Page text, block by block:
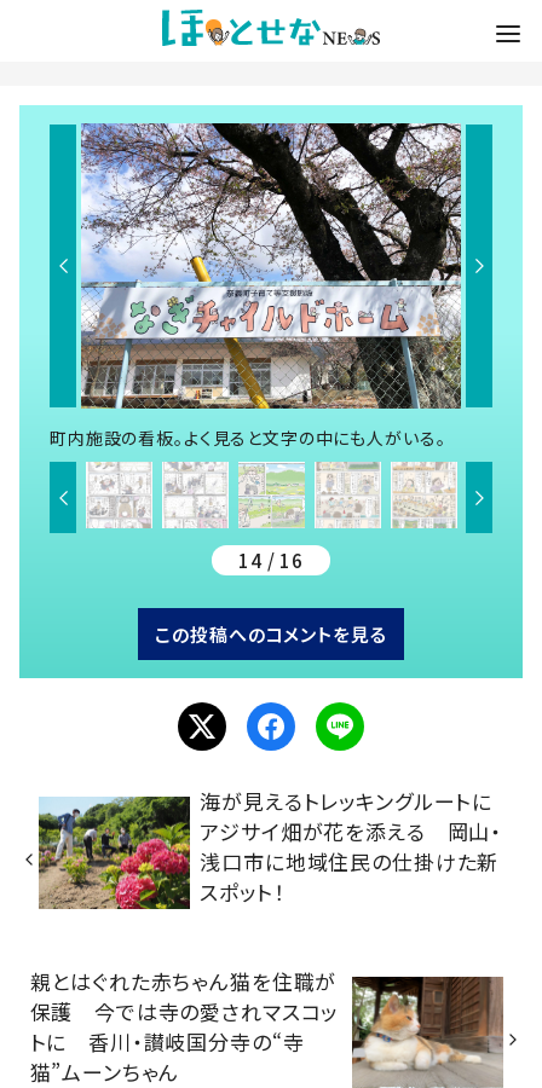
町内施設の看板。よく見ると文字の中にも人がいる。
14 / 16
この投稿へのコメントを見る
海が見えるトレッキングルートに
アジサイ畑が花を添える 岡山・
浅口市に地域住民の仕掛けた新
スポット！
親とはぐれた赤ちゃん猫を住職が
保護 今では寺の愛されマスコッ
トに 香川・讃岐国分寺の“寺
猫”ムーンちゃん